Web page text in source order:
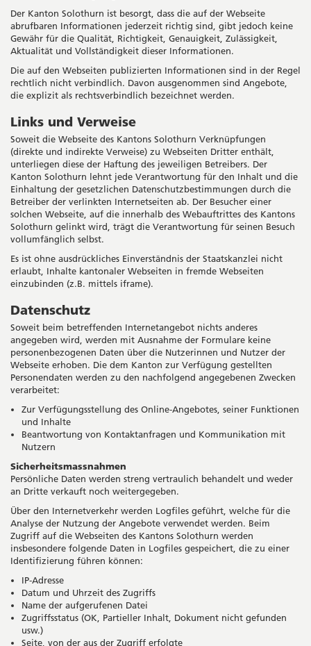
Der Kanton Solothurn ist besorgt, dass die auf der Webseite
abrufbaren Informationen jederzeit richtig sind, gibt jedoch keine
Gewähr für die Qualität, Richtigkeit, Genauigkeit, Zulässigkeit,
Aktualität und Vollständigkeit dieser Informationen.
Die auf den Webseiten publizierten Informationen sind in der Regel
rechtlich nicht verbindlich. Davon ausgenommen sind Angebote,
die explizit als rechtsverbindlich bezeichnet werden.
Links und Verweise
Soweit die Webseite des Kantons Solothurn Verknüpfungen
(direkte und indirekte Verweise) zu Webseiten Dritter enthält,
unterliegen diese der Haftung des jeweiligen Betreibers. Der
Kanton Solothurn lehnt jede Verantwortung für den Inhalt und die
Einhaltung der gesetzlichen Datenschutzbestimmungen durch die
Betreiber der verlinkten Internetseiten ab. Der Besucher einer
solchen Webseite, auf die innerhalb des Webauftrittes des Kantons
Solothurn gelinkt wird, trägt die Verantwortung für seinen Besuch
vollumfänglich selbst.
Es ist ohne ausdrückliches Einverständnis der Staatskanzlei nicht
erlaubt, Inhalte kantonaler Webseiten in fremde Webseiten
einzubinden (z.B. mittels iframe).
Datenschutz
Soweit beim betreffenden Internetangebot nichts anderes
angegeben wird, werden mit Ausnahme der Formulare keine
personenbezogenen Daten über die Nutzerinnen und Nutzer der
Webseite erhoben. Die dem Kanton zur Verfügung gestellten
Personendaten werden zu den nachfolgend angegebenen Zwecken
verarbeitet:
Zur Verfügungsstellung des Online-Angebotes, seiner Funktionen
und Inhalte
Beantwortung von Kontaktanfragen und Kommunikation mit
Nutzern
Sicherheitsmassnahmen
Persönliche Daten werden streng vertraulich behandelt und weder
an Dritte verkauft noch weitergegeben.
Über den Internetverkehr werden Logfiles geführt, welche für die
Analyse der Nutzung der Angebote verwendet werden. Beim
Zugriff auf die Webseiten des Kantons Solothurn werden
insbesondere folgende Daten in Logfiles gespeichert, die zu einer
Identifizierung führen können:
IP-Adresse
Datum und Uhrzeit des Zugriffs
Name der aufgerufenen Datei
Zugriffsstatus (OK, Partieller Inhalt, Dokument nicht gefunden
usw.)
Seite, von der aus der Zugriff erfolgte